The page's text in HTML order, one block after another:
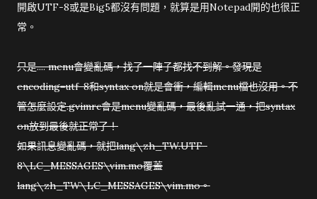
開啟UTF-8或是Big5都沒有問題，就算是用Notepad開的也很正
常。
只是.... menu會變亂碼，找了一陣子都找不到解。發現是
encoding=utf-8和syntax on就是會衝，編輯menu檔也沒用。不
管怎麼設定.gvimrc會是menu變亂碼，最後亂試一通，把syntax
on放到最後就正常了！
如果訊息變亂碼，就把lang\zh_TW.UTF-
8\LC_MESSAGES\vim.mo覆蓋
lang\zh_TW\LC_MESSAGES\vim.mo。